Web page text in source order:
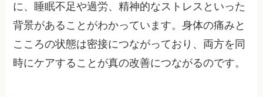
に、睡眠不足や過労、精神的なストレスといった
背景があることがわかっています。身体の痛みと
こころの状態は密接につながっており、両方を同
時にケアすることが真の改善につながるのです。